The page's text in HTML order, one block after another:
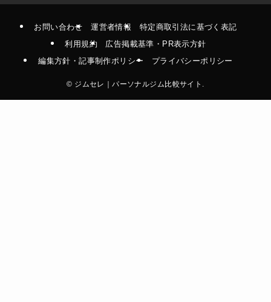
お問い合わせ 運営者情報
特定商取引法に基づく表記
利用規約
広告掲載基準・PR表示方針
編集方針・記事制作ポリシー
プライバシーポリシー
© ジムセレ｜パーソナルジム比較サイト.